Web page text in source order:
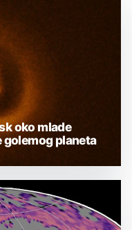
oko mlade
planeta